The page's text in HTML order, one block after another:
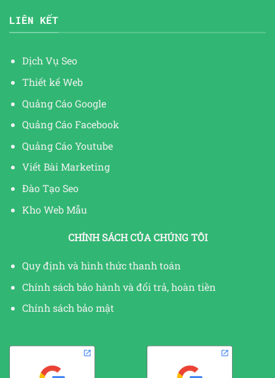
LIÊN KẾT
Dịch Vụ Seo
Thiết kế Web
Quảng Cáo Google
Quảng Cáo Facebook
Quảng Cáo Youtube
Viết Bài Marketing
Đào Tạo Seo
Kho Web Mẫu
CHÍNH SÁCH CỦA CHÚNG TÔI
Quy định và hình thức thanh toán
Chính sách bảo hành và đổi trả, hoàn tiền
Chính sách bảo mật